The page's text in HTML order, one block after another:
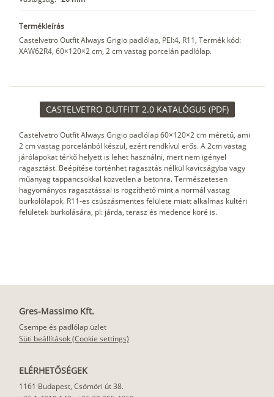
Termékleírás
Castelvetro Outfit Always Grigio padlólap, PEI:4, R11, Termék kód:
XAW62R4, 60×120×2 cm, 2 cm vastag porcelán padlólap.
CASTELVETRO OUTFITT 2.0 KATALÓGUS (PDF)
Castelvetro Outfit Always Grigio padlólap 60×120×2 cm méretű, ami
2 cm vastag porcelánból készül, ezért rendkívül erős. A 2cm vastag
járólapokat térkő helyett is lehet használni, mert nem igényel
ragasztást. Beépítése történhet ragasztás nélkül kavicságyba vagy
műanyag tappancsokkal közvetlen a betonra. Természetesen
hagyományos ragasztással is rögzíthető mint a normál vastag
burkolólapok. R11-es csúszásmentes felülete miatt alkalmas kültéri
felületek burkolására, pl: járda, terasz és medence köré is.
Gres-Massimo Kft.
Csempe és padlólap üzlet
Süti beállítások (Cookie settings)
ELÉRHETŐSÉGEK
1161 Budapest, Csömöri út 38.